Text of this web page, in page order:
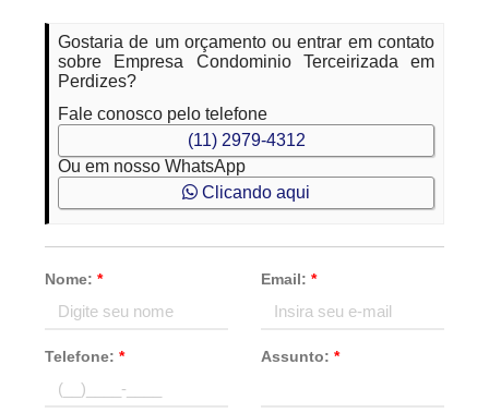
Gostaria de um orçamento ou entrar em contato
sobre Empresa Condominio Terceirizada em
Perdizes?
Fale conosco pelo telefone
(11) 2979-4312
Ou em nosso WhatsApp
Clicando aqui
Nome:* Email: *
Telefone:* Assunto: *